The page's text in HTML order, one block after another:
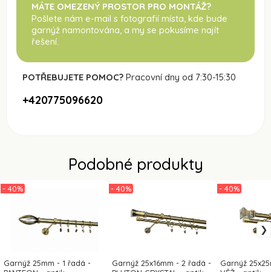
MÁTE OMEZENÝ PROSTOR PRO MONTÁŽ?
Pošlete nám e-mail s fotografií místa, kde bude
garnýž namontována, a my se pokusíme najít
řešení.
POTŘEBUJETE POMOC? Pracovní dny od 7:30-15:30
+420775096620
Podobné produkty
Garnýž 25mm - 1 řadá -
- 40%
Garnýž 25x16mm - 2 řadá -
- 40%
Garnýž
- 40%